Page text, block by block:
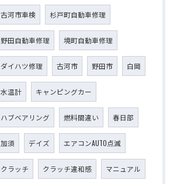
古河市車検 杉戸町自動車修理
野田自動車修理 境町自動車修理
ダイハツ修理 古河市 野田市 白岡
水温計 キャンピングカー
ハブベアリング 燃料間違い 春日部
加須 デイズ エアコンAUTO点滅
クラッチ クラッチ違和感 マニュアル